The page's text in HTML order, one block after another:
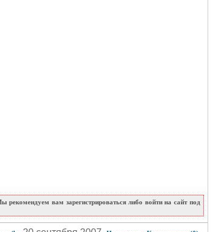
вам зарегистрироваться либо войти на сайт под